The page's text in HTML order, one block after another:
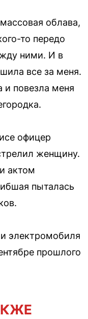
облава,
то передо
ними. И в
все за меня.
и повезла меня
офицер
женщину.
актом
пыталась
электромобиля
прошлого